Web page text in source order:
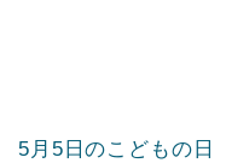
5月5日のこどもの日